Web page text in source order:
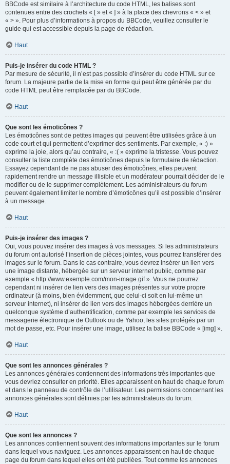
BBCode est similaire à l’architecture du code HTML, les balises sont
contenues entre des crochets « [ » et « ] » à la place des chevrons « < » et
« > ». Pour plus d’informations à propos du BBCode, veuillez consulter le
guide qui est accessible depuis la page de rédaction.
Haut
Puis-je insérer du code HTML ?
Par mesure de sécurité, il n’est pas possible d’insérer du code HTML sur ce
forum. La majeure partie de la mise en forme qui peut être générée par du
code HTML peut être remplacée par du BBCode.
Haut
Que sont les émoticônes ?
Les émoticônes sont de petites images qui peuvent être utilisées grâce à un
code court et qui permettent d’exprimer des sentiments. Par exemple, « :) »
exprime la joie, alors qu’au contraire, « :( » exprime la tristesse. Vous pouvez
consulter la liste complète des émoticônes depuis le formulaire de rédaction.
Essayez cependant de ne pas abuser des émoticônes, elles peuvent
rapidement rendre un message illisible et un modérateur pourrait décider de le
modifier ou de le supprimer complètement. Les administrateurs du forum
peuvent également limiter le nombre d’émoticônes qu’il est possible d’insérer
à un message.
Haut
Puis-je insérer des images ?
Oui, vous pouvez insérer des images à vos messages. Si les administrateurs
du forum ont autorisé l’insertion de pièces jointes, vous pourrez transférer des
images sur le forum. Dans le cas contraire, vous devrez insérer un lien vers
une image distante, hébergée sur un serveur internet public, comme par
exemple « http://www.exemple.com/mon-image.gif ». Vous ne pourrez
cependant ni insérer de lien vers des images présentes sur votre propre
ordinateur (à moins, bien évidemment, que celui-ci soit en lui-même un
serveur internet), ni insérer de lien vers des images hébergées derrière un
quelconque système d’authentification, comme par exemple les services de
messagerie électronique de Outlook ou de Yahoo, les sites protégés par un
mot de passe, etc. Pour insérer une image, utilisez la balise BBCode « [img] ».
Haut
Que sont les annonces générales ?
Les annonces générales contiennent des informations très importantes que
vous devriez consulter en priorité. Elles apparaissent en haut de chaque forum
et dans le panneau de contrôle de l’utilisateur. Les permissions concernant les
annonces générales sont définies par les administrateurs du forum.
Haut
Que sont les annonces ?
Les annonces contiennent souvent des informations importantes sur le forum
dans lequel vous naviguez. Les annonces apparaissent en haut de chaque
page du forum dans lequel elles ont été publiées. Tout comme les annonces